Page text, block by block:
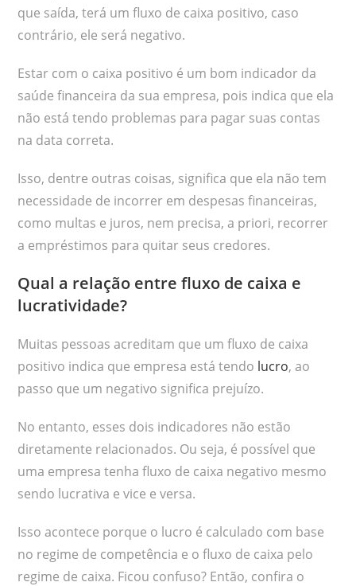
que saída, terá um fluxo de caixa positivo, caso
contrário, ele será negativo.
Estar com o caixa positivo é um bom indicador da
saúde financeira da sua empresa, pois indica que ela
não está tendo problemas para pagar suas contas
na data correta.
Isso, dentre outras coisas, significa que ela não tem
necessidade de incorrer em despesas financeiras,
como multas e juros, nem precisa, a priori, recorrer
a empréstimos para quitar seus credores.
Qual a relação entre fluxo de caixa e
lucratividade?
Muitas pessoas acreditam que um fluxo de caixa
positivo indica que empresa está tendo lucro, ao
passo que um negativo significa prejuízo.
No entanto, esses dois indicadores não estão
diretamente relacionados. Ou seja, é possível que
uma empresa tenha fluxo de caixa negativo mesmo
sendo lucrativa e vice e versa.
Isso acontece porque o lucro é calculado com base
no regime de competência e o fluxo de caixa pelo
regime de caixa. Ficou confuso? Então, confira o